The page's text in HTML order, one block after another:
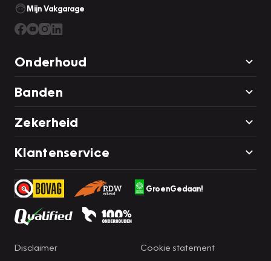
Mijn Vakgarage
Onderhoud
Banden
Zekerheid
Klantenservice
GroenGedaan!
Disclaimer
Cookie statement